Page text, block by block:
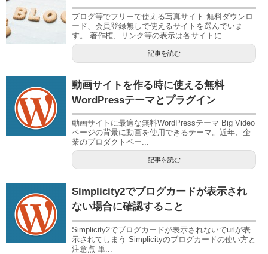
ブログ等でフリーで使える写真サイト 無料ダウンロ
ード、会員登録無しで使えるサイトを選んでいま
す。 著作権、リンク等の表示は各サイトに...
記事を読む
動画サイトを作る時に使える無料
WordPressテーマとプラグイン
動画サイトに最適な無料WordPressテーマ Big Video
ページの背景に動画を使用できるテーマ。近年、企
業のプロダクトペー...
記事を読む
Simplicity2でブログカードが表示され
ない場合に確認すること
Simplicity2でブログカードが表示されないでurlが表
示されてしまう Simplicityのブログカードの使い方と
注意点 単...